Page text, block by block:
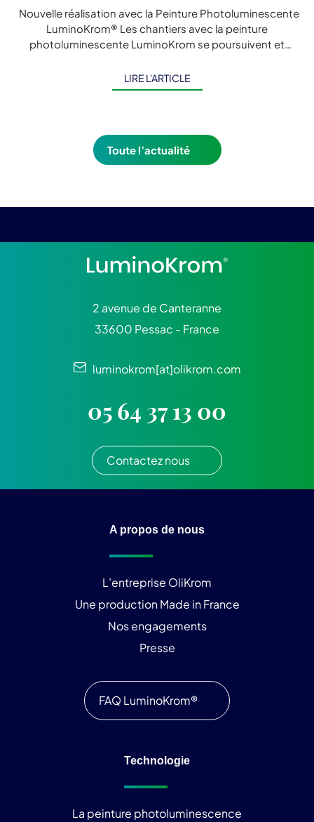
Nouvelle réalisation avec la Peinture Photoluminescente
LuminoKrom® Les chantiers avec la peinture
photoluminescente LuminoKrom se poursuivent et
luminescent d'un ouvrage sur […]
LIRE L'ARTICLE
Toute l’actualité
2 avenue de Canteranne
33600 Pessac - France
luminokrom[at]olikrom.com
05 64 37 13 00
Contactez nous
A propos de nous
L’entreprise OliKrom
Une production Made in France
Nos engagements
Presse
FAQ LuminoKrom®
Technologie
La peinture photoluminescence